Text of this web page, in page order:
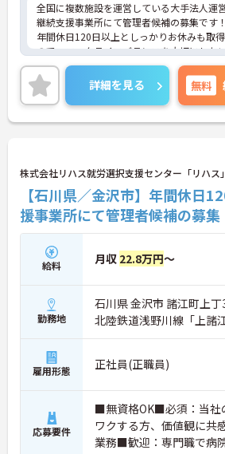
全国に複数施設を運営している大手法人運
継続支援事業所にて管理者候補の募集です！
年間休日120日以上としっかりお休みも取
ので、ワークライフバランスを大切にした
ススメです◎外部研修費補助制度もありま
きながらスキルアップも目指せます♪
ご興味のある方には、面接対策ポイントな
に詳細をお話しいたしますのでお気軽にご
さい！
詳細を見る 無料
株式会社リハス就労選択支援センター「リハス
【石川県／金沢市】年間休日
援事業所にて管理者候補の募集
給料 月収 22.8万円～
勤務地
石川県 金沢市 諸江町上
北陸鉄道浅野川線「上諸
雇用形態 正社員(正職員)
応募要件
■無資格OK■必須：当社
ワクする方、価値観に共
業務■歓迎：専門職で病